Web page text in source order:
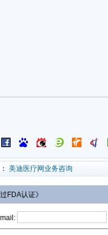
美迪医疗网业务咨询
FDA认证》